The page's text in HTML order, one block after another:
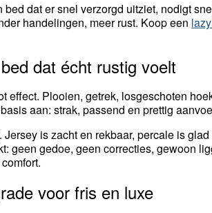
dat er snel verzorgd uitziet, nodigt
handelingen, meer rust. Koop een
dat écht rustig voelt
effect. Plooien, getrek, losgeschoten
aan: strak, passend en prettig
is zacht en rekbaar, percale is
geen gedoe, geen correcties, gewoon
voor fris en luxe